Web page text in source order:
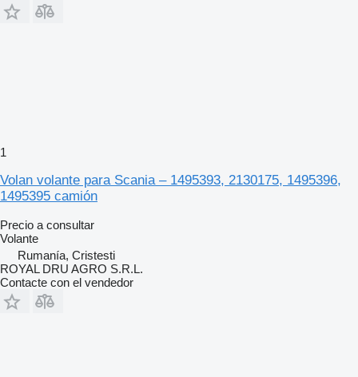
1
Volan volante para Scania – 1495393, 2130175, 1495396,
1495395 camión
Precio a consultar
Volante
Rumanía, Cristesti
ROYAL DRU AGRO S.R.L.
Contacte con el vendedor